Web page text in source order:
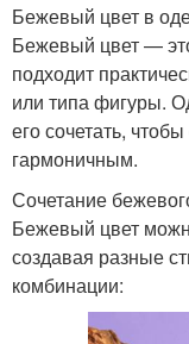
Бежевый цвет в
Бежевый цвет —
подходит
или типа фигуры.
его сочетать,
гармоничным.
Сочетание
Бежевый цвет
создавая разные
комбинации: